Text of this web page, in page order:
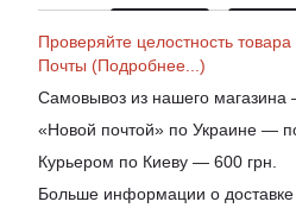
Проверяйте целостность
Почты (Подробнее...)
Самовывоз из нашего магазина
«Новой почтой» по Украине —
Курьером по Киеву — 600 грн.
Больше информации о доставке